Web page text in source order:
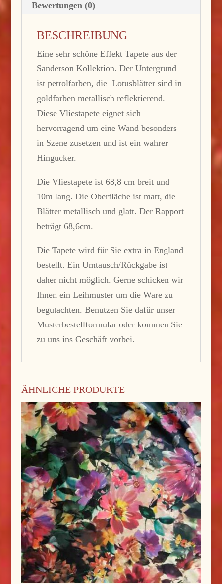
Bewertungen (0)
BESCHREIBUNG
Eine sehr schöne Effekt Tapete aus der
Sanderson Kollektion. Der Untergrund
ist petrolfarben, die Lotusblätter sind in
goldfarben metallisch reflektierend.
Diese Vliestapete eignet sich
hervorragend um eine Wand besonders
in Szene zusetzen und ist ein wahrer
Hingucker.
Die Vliestapete ist 68,8 cm breit und
10m lang. Die Oberfläche ist matt, die
Blätter metallisch und glatt. Der Rapport
beträgt 68,6cm.
Die Tapete wird für Sie extra in England
bestellt. Ein Umtausch/Rückgabe ist
daher nicht möglich. Gerne schicken wir
Ihnen ein Leihmuster um die Ware zu
begutachten. Benutzen Sie dafür unser
Musterbestellformular oder kommen Sie
zu uns ins Geschäft vorbei.
ÄHNLICHE PRODUKTE